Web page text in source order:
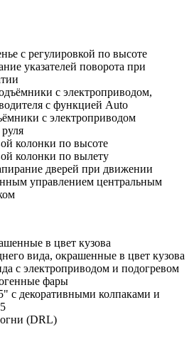
с регулировкой по высоте
указателей поворота при
с электроприводом,
с функцией Auto
с электроприводом
колонки по высоте
колонки по вылету
дверей при движении
управлением центральным
в цвет кузова
вида, окрашенные в цвет кузова
с электроприводом и подогревом
фары
с декоративными колпаками и
(DRL)